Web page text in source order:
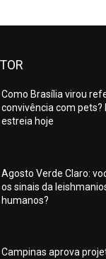
Como Brasília virou
convivência com pets?
estreia hoje
Agosto Verde Claro:
os sinais da
humanos?
Campinas aprova